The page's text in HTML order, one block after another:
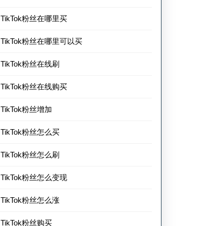
TikTok粉丝在哪里买
TikTok粉丝在哪里可以买
TikTok粉丝在线刷
TikTok粉丝在线购买
TikTok粉丝增加
TikTok粉丝怎么买
TikTok粉丝怎么刷
TikTok粉丝怎么变现
TikTok粉丝怎么涨
TikTok粉丝购买